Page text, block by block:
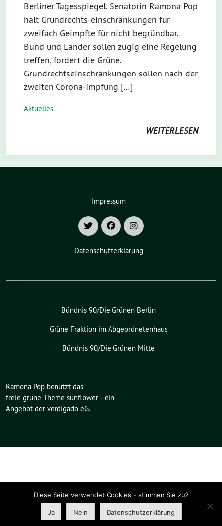
Berliner Tagesspiegel. Senatorin Ramona Pop
hält Grundrechts-einschränkungen für
zweifach Geimpfte für nicht begründbar.
Bund und Länder sollen zügig eine Regelung
treffen, fordert die Grüne.
Grundrechtseinschränkungen sollen nach der
zweiten Corona-Impfung […]
Aktuelles
WEITERLESEN
Impressum
Datenschutzerklärung
Bündnis 90/Die Grünen Berlin
Grüne Fraktion im Abgeordnetenhaus
Bündnis 90/Die Grünen Mitte
Ramona Pop benutzt das
freie grüne Theme sunflower ‐ ein
Angebot der verdigado eG.
Diese Seite verwendet Cookies - stimmen Sie zu?
Ja Nein Datenschutzerklärung